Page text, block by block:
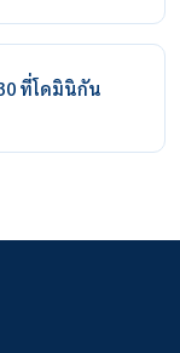
ที่โดมินิกัน